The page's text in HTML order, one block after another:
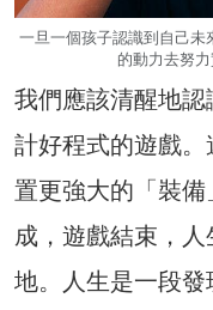
一旦一個孩子認識到自己未
的動力去努力
我們應該清醒地
計好程式的遊戲
置更強大的「裝
成，遊戲結束，
地。人生是一段